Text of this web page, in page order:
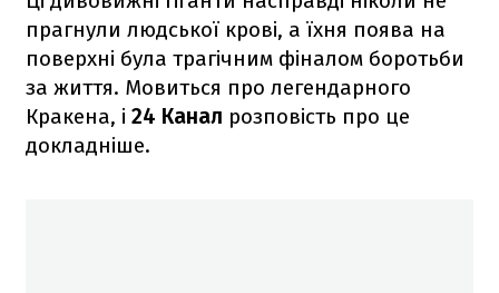
прагнули людської крові, а їхня поява на
поверхні була трагічним фіналом боротьби
за життя. Мовиться про легендарного
Кракена, і 24 Канал розповість про це
докладніше.